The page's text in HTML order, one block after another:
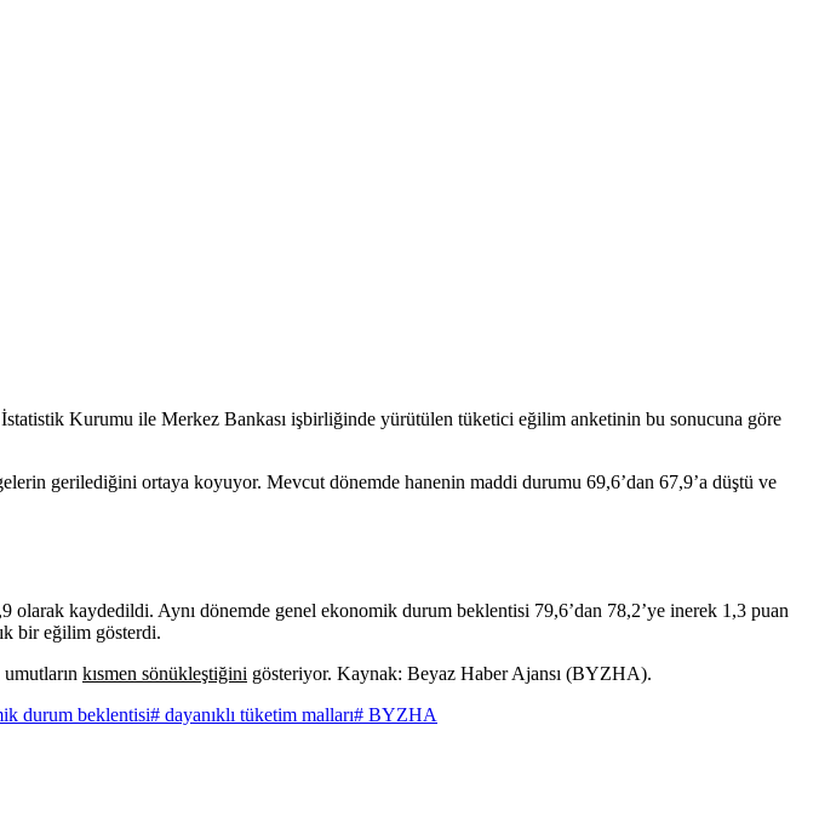
Kurumu ile Merkez Bankası işbirliğinde yürütülen tüketici eğilim anketinin bu sonucuna göre
gerilediğini ortaya koyuyor. Mevcut dönemde hanenin maddi durumu 69,6’dan 67,9’a düştü ve
kaydedildi. Aynı dönemde genel ekonomik durum beklentisi 79,6’dan 78,2’ye inerek 1,3 puan
bir eğilim gösterdi.
kısmen sönükleştiğini gösteriyor. Kaynak: Beyaz Haber Ajansı (BYZHA).
durum beklentisi# dayanıklı tüketim malları# BYZHA